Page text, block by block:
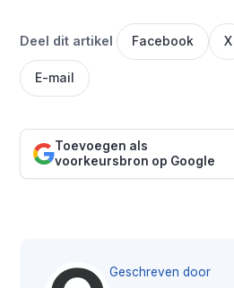
Deel dit artikel Facebook X
E-mail
Toevoegen als
voorkeursbron op Google
Geschreven door